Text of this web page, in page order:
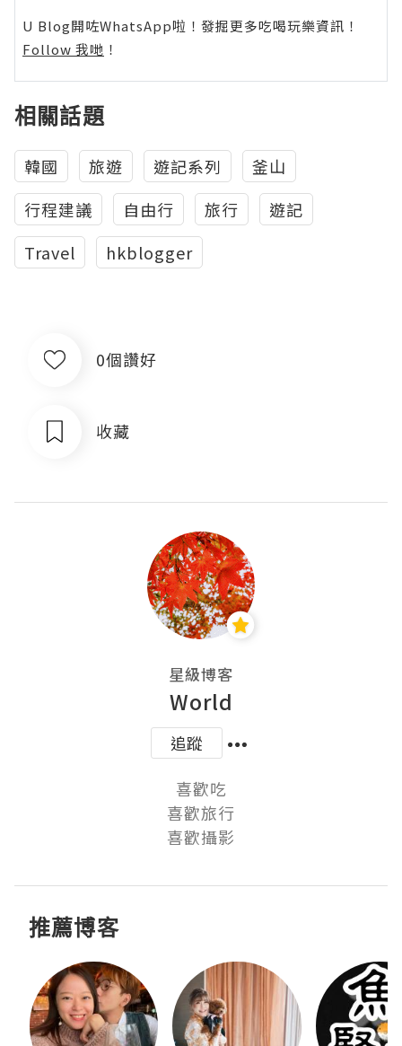
U Blog開咗WhatsApp啦！發掘更多吃喝玩樂資訊！
Follow 我哋 ！
相關話題
韓國 旅遊 遊記系列
釜山
行程建議
自由行 旅行
遊記
Travel
hkblogger
0個讚好
收藏
星級博客
World
追蹤
喜歡吃
喜歡旅行
喜歡攝影
推薦博客